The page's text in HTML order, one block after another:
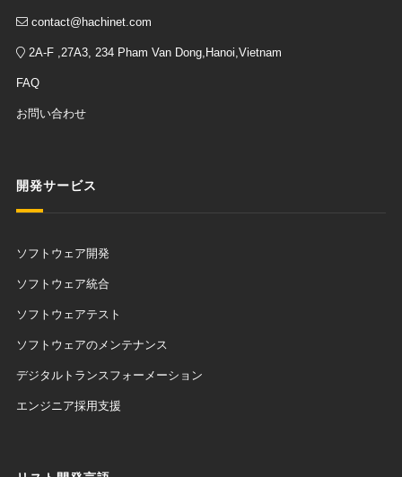
contact@hachinet.com
2A-F ,27A3, 234 Pham Van Dong,Hanoi,Vietnam
FAQ
お問い合わせ
開発サービス
ソフトウェア開発
ソフトウェア統合
ソフトウェアテスト
ソフトウェアのメンテナンス
デジタルトランスフォーメーション
エンジニア採用支援